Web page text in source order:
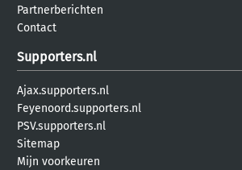
Partnerberichten
Contact
Supporters.nl
Ajax.supporters.nl
Feyenoord.supporters.nl
PSV.supporters.nl
Sitemap
Mijn voorkeuren